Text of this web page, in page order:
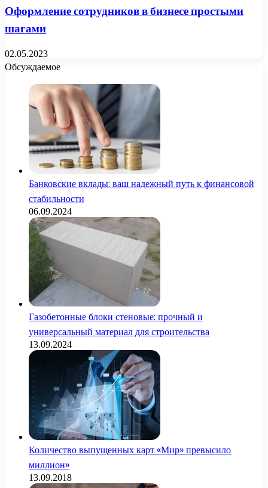
Оформление сотрудников в бизнесе простыми
шагами
02.05.2023
Обсуждаемое
Банковские вклады: ваш надежный путь к финансовой
стабильности
06.09.2024
Газобетонные блоки стеновые: прочный и
универсальный материал для строительства
13.09.2024
Количество выпущенных карт «Мир» превысило
миллион»
13.09.2018